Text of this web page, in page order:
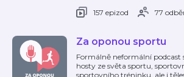
157 epizod
77
Za oponou sportu
Formálně neformální podcast
hosty ze světa sportu,
sportovního tréninku, ale i